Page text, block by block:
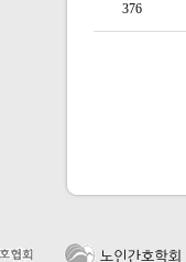
376